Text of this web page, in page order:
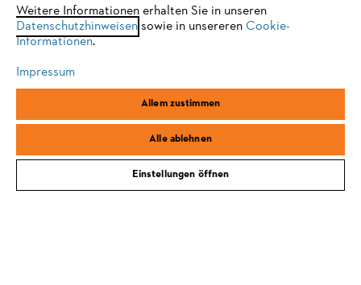
KOSTENLOSE LIEFERUNG AB 99€
LIEFERUNG NACH HAUSE ODER ZUM
eine optimale Nutzung unserer Seite empfehlen wir Ihnen, zu
einem der folgenden Browser zu wechseln:
Firefox Chrome
Weitere Informationen erhalten Sie in unseren
Datenschutzhinweisensowie in unsereren Cookie-
Informationen.
Impressum
Allem zustimmen
Alle ablehnen
Einstellungen öffnen